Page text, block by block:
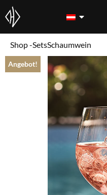
Shop -SetsSchaumwein
Angebot!